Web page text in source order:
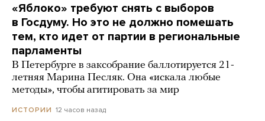
«Яблоко» требуют снять с выборов
в Госдуму. Но это не должно помешать
тем, кто идет от партии в региональные
парламенты
В Петербурге в заксобрание баллотируется 21-
летняя Марина Песляк. Она «искала любые
методы», чтобы агитировать за мир
ИСТОРИИ 12 часов назад